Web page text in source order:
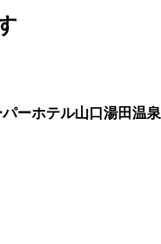
パーホテル山口湯田温泉